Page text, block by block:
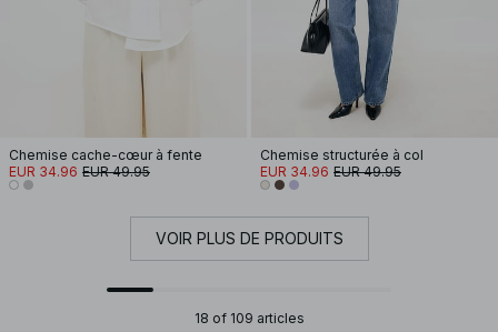
Chemise cache-cœur à fente
EUR 34.96 EUR 49.95
Chemise structurée à col
EUR 34.96 EUR 49.95
VOIR PLUS DE PRODUITS
18 of 109 articles